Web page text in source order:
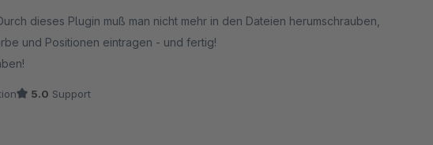
dieses Plugin muß man nicht mehr in den Dateien herumschrauben,
und Positionen eintragen - und fertig!
5.0 Support